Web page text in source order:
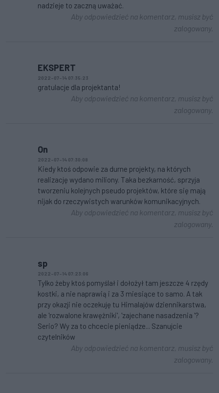
nadzieje to zaczną uważać.
Aby odpowiedzieć na komentarz, musisz być
zalogowany.
EKSPERT
2022-07-14 07:35:23
gratulacje dla projektanta!
Aby odpowiedzieć na komentarz, musisz być
zalogowany.
On
2022-07-14 07:30:08
Kiedy ktoś odpowie za durne projekty, na których
realizację wydano miliony. Taka bezkarność, sprzyja
tworzeniu kolejnych pseudo projektów, które się mają
nijak do rzeczywistych warunków komunikacyjnych.
Aby odpowiedzieć na komentarz, musisz być
zalogowany.
sp
2022-07-14 07:23:06
Tylko żeby ktoś pomyślał i dołożył tam jeszcze 4 rzędy
kostki, a nie naprawią i za 3 miesiące to samo. A tak
przy okazji nie oczekuję tu Himalajów dziennikarstwa,
ale 'rozwalone krawężniki', 'zajechane nasadzenia '?
Serio? Wy za to chcecie pieniądze... Szanujcie
czytelników
Aby odpowiedzieć na komentarz, musisz być
zalogowany.